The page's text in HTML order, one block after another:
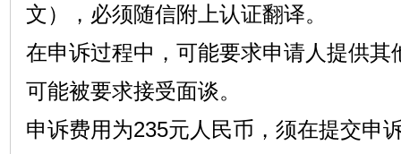
文），必须随信附上认证翻译。
在申诉过程中，可能要求申请人提供其
可能被要求接受面谈。
申诉费用为235元人民币，须在提交申